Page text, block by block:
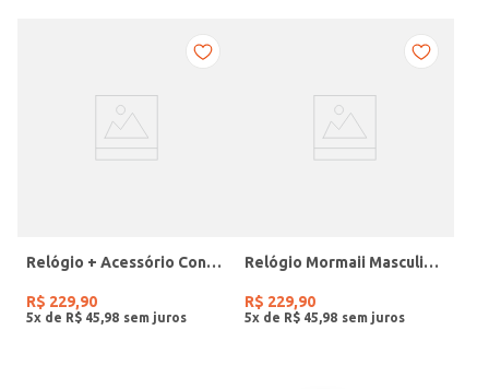
Relógio + Acessório Condor Feminino PRATA
R$ 229,90
5x de R$ 45 98
Relógio Mormaii Masculino PRETO
R$ 229,90
5x de R$ 45 98